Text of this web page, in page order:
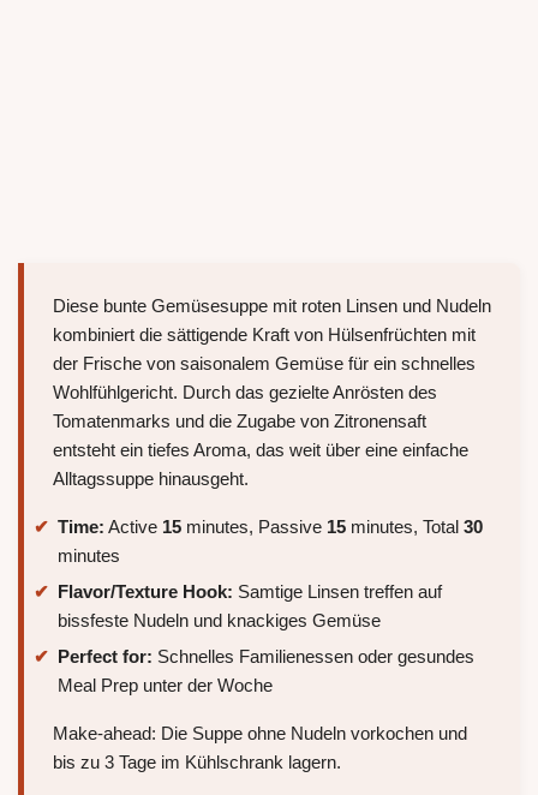
Diese bunte Gemüsesuppe mit roten Linsen und Nudeln
kombiniert die sättigende Kraft von Hülsenfrüchten mit
der Frische von saisonalem Gemüse für ein schnelles
Wohlfühlgericht. Durch das gezielte Anrösten des
Tomatenmarks und die Zugabe von Zitronensaft
entsteht ein tiefes Aroma, das weit über eine einfache
Alltagssuppe hinausgeht.
Time: Active 15 minutes, Passive 15 minutes, Total 30
minutes
Flavor/Texture Hook: Samtige Linsen treffen auf
bissfeste Nudeln und knackiges Gemüse
Perfect for: Schnelles Familienessen oder gesundes
Meal Prep unter der Woche
Make-ahead: Die Suppe ohne Nudeln vorkochen und
bis zu 3 Tage im Kühlschrank lagern.